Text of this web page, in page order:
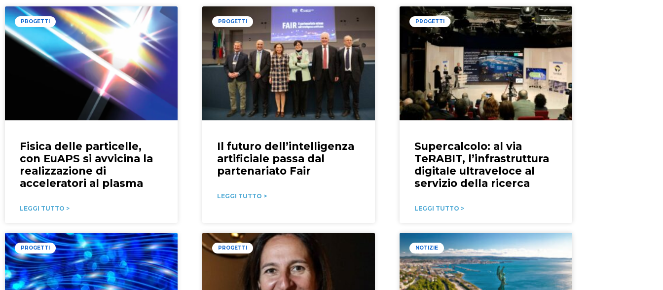
PROGETTI
Fisica delle particelle,
con EuAPS si avvicina la
realizzazione di
acceleratori al plasma
LEGGI TUTTO >
PROGETTI
Il futuro dell’intelligenza
artificiale passa dal
partenariato Fair
LEGGI TUTTO >
PROGETTI
Supercalcolo: al via
TeRABIT, l’infrastruttura
digitale ultraveloce al
servizio della ricerca
LEGGI TUTTO >
PROGETTI PROGETTI NOTIZIE